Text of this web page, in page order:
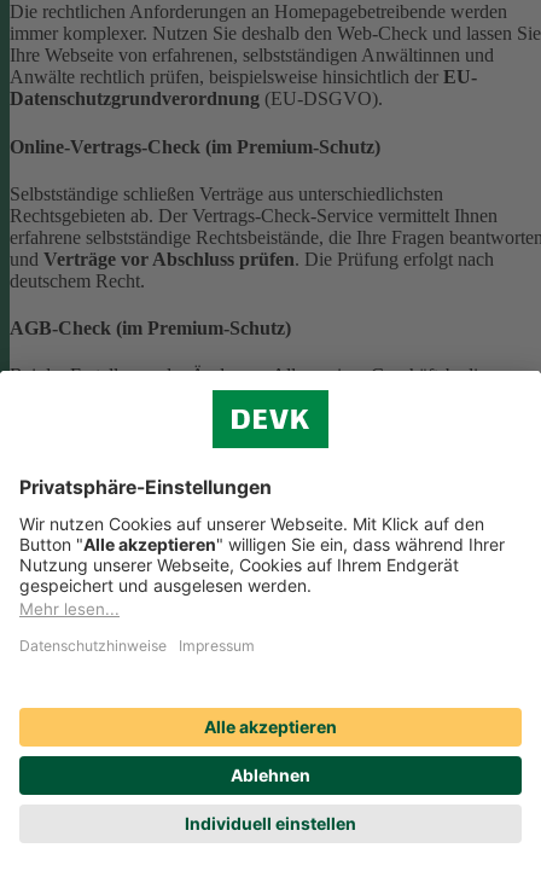
Die rechtlichen Anforderungen an Homepagebetreibende werden
immer komplexer. Nutzen Sie deshalb den Web-Check und lassen Sie
Ihre Webseite von erfahrenen, selbstständigen Anwältinnen und
Anwälte rechtlich prüfen, beispielsweise hinsichtlich der EU-
Datenschutzgrundverordnung (EU-DSGVO).
Online-Vertrags-Check (im Premium-Schutz)
Selbstständige schließen Verträge aus unterschiedlichsten
Rechtsgebieten ab. Der Vertrags-Check-Service vermittelt Ihnen
erfahrene selbstständige Rechtsbeistände, die Ihre Fragen
und Verträge vor Abschluss prüfen. Die Prüfung erfolgt nach
deutschem Recht.
AGB-Check (im Premium-Schutz)
Bei der Erstellung oder Änderung Allgemeiner
(AGB) ist eine Vielzahl rechtlicher Vorschriften zu beachten. Wir
helfen Ihnen dabei und vermitteln Ihnen versierte selbstständige
Online-Portal der DAHAG Rechtsservices AG angeboten.
Beratungs-Rechtsschutz bei Unternehmensnachfolge
Wenn Sie Ihre Firma an eine Nachfolgerin oder einen Nachfolger
kompetente, selbstständige Rechtsanwältinnen und Rechtsanwälte,
Rechtsschutz an:0221 757-1996.
Produktservices Krankenversicherung: Welche
Vorteile bietet mir die Krankenversicherungs-App der
DEVK?